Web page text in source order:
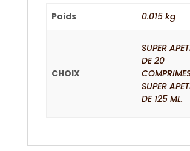
Poids 0.015 kg
CHOIX
SUPER
DE 20
SUPER
DE 125 ML.